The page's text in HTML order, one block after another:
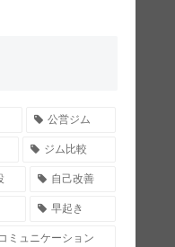
公営ジム
ジム比較
自己改善
早起き
コミュニケーション